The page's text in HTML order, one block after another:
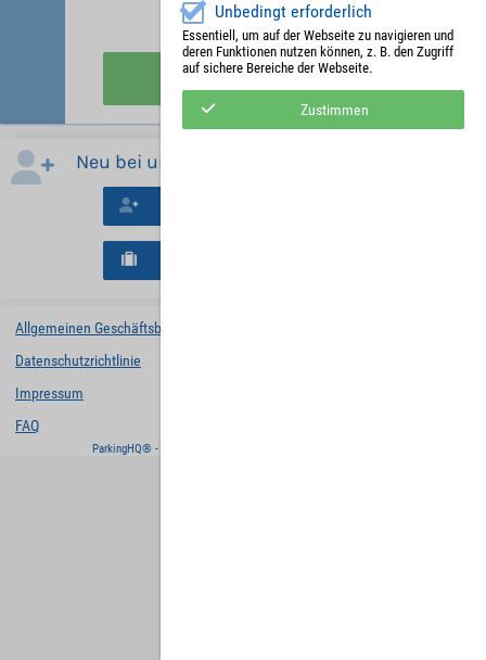
Angemeldet bleiben
Anmelden
Neu bei uns?
Allgemeinen Geschäftsbedingungen
Datenschutzrichtlinie
Impressum
FAQ
ParkingHQ® - eine Lösung von
Unbedingt erforderlich
Essentiell, um auf der Webseite zu navigieren und
deren Funktionen nutzen können, z. B. den Zugriff
auf sichere Bereiche der Webseite.
Zustimmen